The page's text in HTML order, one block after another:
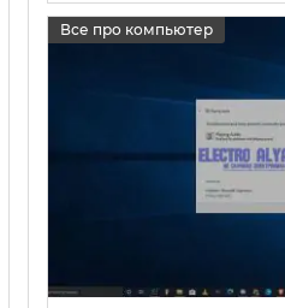
Все про компьютер